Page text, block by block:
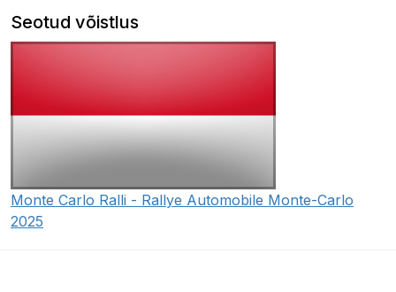
Seotud võistlus
Monte Carlo Ralli - Rallye Automobile Monte-Carlo
2025